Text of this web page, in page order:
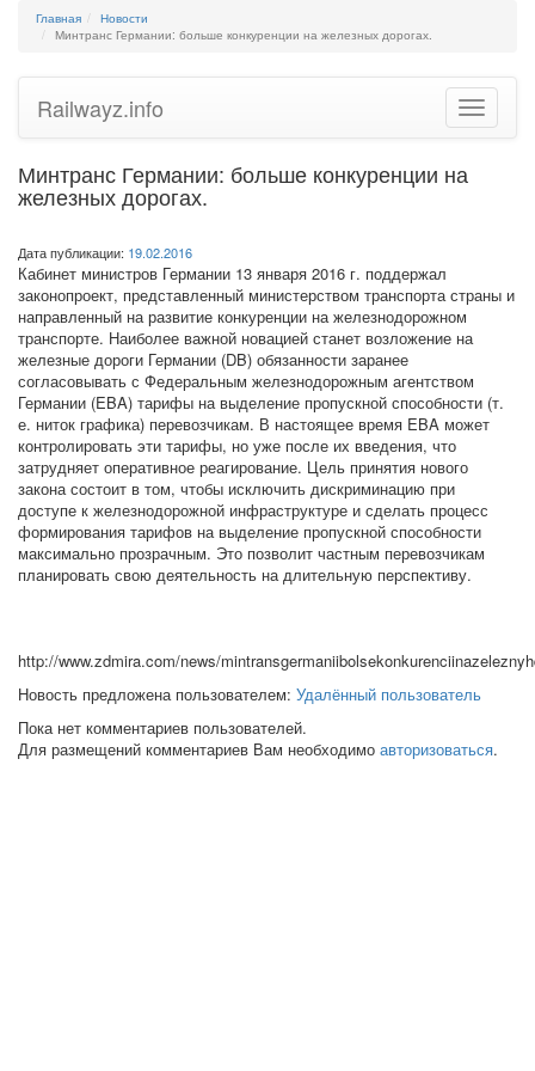
Главная
Новости
Минтранс Германии: больше конкуренции на железных дорогах.
Toggle
Railwayz.info
Минтранс Германии: больше конкуренции на
железных дорогах.
Дата публикации: 19.02.2016
Кабинет министров ­Германии 13 января 2016 г. поддержал
законопроект, представленный министерством транспорта страны и
направленный на развитие конкуренции на железнодорожном
транспорте. Наиболее важной новацией станет возложение на
железные дороги Германии (DB) обязанности заранее
согласовывать с Федеральным железнодорожным агентством
Германии (EBA) тарифы на выделение пропускной способности (т.
е. ниток графика) перевозчикам. В настоящее время EBA может
контролировать эти тарифы, но уже после их введения, что
затрудняет оперативное реагирование. Цель принятия нового
закона состоит в том, чтобы исключить дискриминацию при
доступе к железнодорожной инфраструктуре и сделать процесс
формирования тарифов на выделение пропускной способности
максимально прозрачным. Это позволит частным перевозчикам
планировать свою деятельность на длительную перспективу.
http://www.zdmira.com/news/
Новость предложена пользователем: Удалённый пользователь
Пока нет комментариев пользователей.
Для размещений комментариев Вам необходимо авторизоваться.